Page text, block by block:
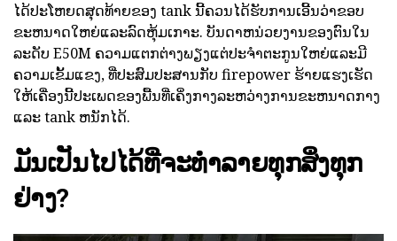
ໄດ້ປະໂຫຍດສຸດທ້າຍຂອງ tank ນີ້ຄວນໄດ້ຮັບການເອີ້ນວ່າຂອບ
ຂະຫນາດໃຫຍ່ແລະລົດຫຸ້ມເກາະ. ບັນດາຫນ່ວຍງານຂອງຕົນໃນ
ລະດັບ E50M ຄວາມແຕກຕ່າງພຽງແຕ່ປະຈໍາຕະກູນໃຫຍ່ແລະມີ
ຄວາມເຂັ້ມແຂງ, ທີ່ປະສົມປະສານກັບ firepower ຮ້າຍແຮງເຮັດ
ໃຫ້ເຄື່ອງນີ້ປະເພດຂອງພື້ນທີ່ເຄິ່ງກາງລະຫວ່າງການຂະຫນາດກາງ
ແລະ tank ຫນັກໄດ້.
ມັນເປັນໄປໄດ້ທີ່ຈະທໍາລາຍທຸກສິ່ງທຸກ
ຢ່າງ?